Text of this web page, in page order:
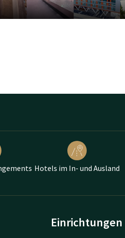
nach einem Ort zum Essen, für
an der A50 bietet alles, was Sie
Hotels im In- und Ausland
Einrichtungen